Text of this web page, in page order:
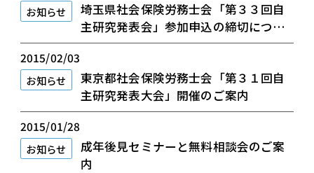
お知らせ
埼玉県社会保険労務士会「第３３回自
主研究発表会」参加申込の締切につい
て
2015/02/03
お知らせ
東京都社会保険労務士会「第３１回自
主研究発表大会」開催のご案内
2015/01/28
お知らせ
成年後見セミナーと無料相談会のご案
内